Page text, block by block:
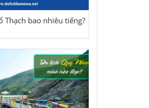
Thạch bao nhiêu tiếng?